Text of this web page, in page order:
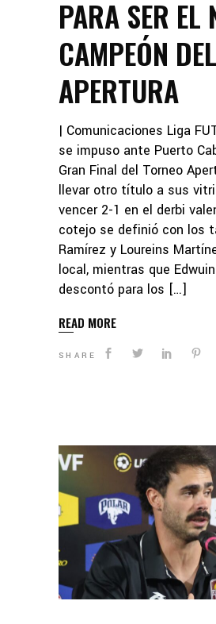
PARA SER EL
CAMPEÓN DEL
APERTURA
| Comunicaciones Liga
se impuso ante Puerto
Gran Final del Torneo
llevar otro título a sus
vencer 2-1 en el derbi
cotejo se definió con los
Ramírez y Loureins
local, mientras que
descontó para los […]
READ MORE
SHARE